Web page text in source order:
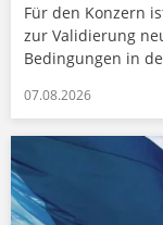
Für den Konzern
zur Validierung
Bedingungen in
07.08.2026